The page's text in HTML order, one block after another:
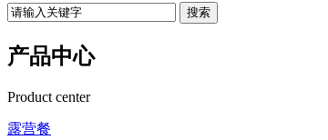
搜索
产品中心
Product center
露营餐